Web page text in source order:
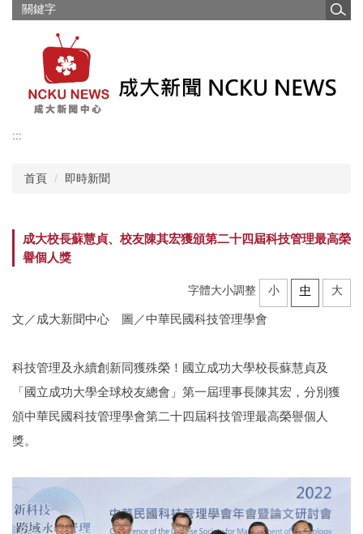
:::
首頁 即時新聞
成大校長蘇慧貞、校友陳其宏獲頒第二十四屆科技管理最高榮
譽個人獎
字體大小調整 小 中 大
文／成大新聞中心 圖／中華民國科技管理學會
科技管理及永續創新同獲殊榮！國立成功大學校長蘇慧貞及
「國立成功大學全球校友總會」第一屆理事長陳其宏，分別獲
頒中華民國科技管理學會第二十四屆科技管理最高榮譽個人
獎。